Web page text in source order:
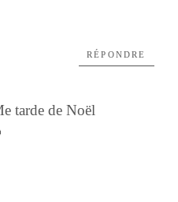
tarde de Noël
RÉPONDRE